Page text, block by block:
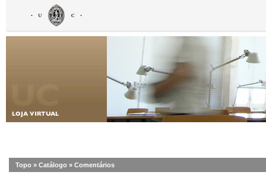
Topo » Catálogo » Comentários